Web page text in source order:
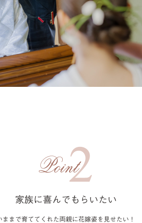
家族に喜んでもらいたい
ままで育ててくれた両親に花嫁姿を見せたい！